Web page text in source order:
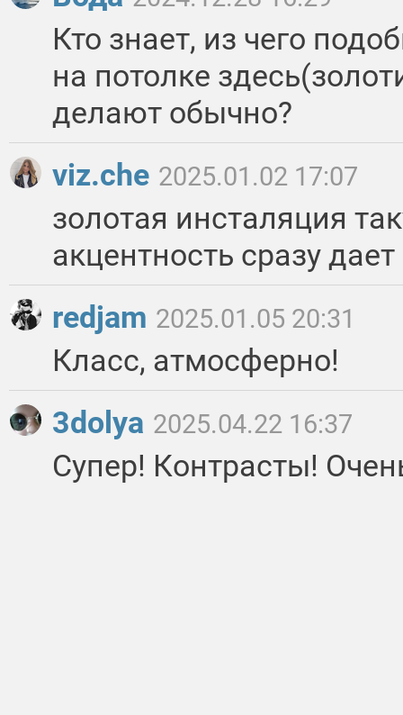
Кто знает, из чего
на потолке
делают обычно?
viz.che 2025.01.02 17:07
золотая инсталяция
акцентность сразу
redjam 2025.01.05 20:31
Класс, атмосферно!
3dolya 2025.04.22 16:37
Супер! Контрасты!